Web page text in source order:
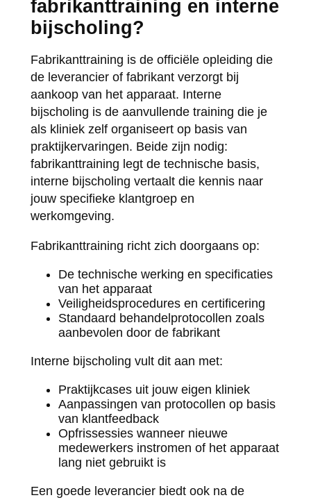
fabrikanttraining en interne
bijscholing?
Fabrikanttraining is de officiële opleiding die
de leverancier of fabrikant verzorgt bij
aankoop van het apparaat. Interne
bijscholing is de aanvullende training die je
als kliniek zelf organiseert op basis van
praktijkervaringen. Beide zijn nodig:
fabrikanttraining legt de technische basis,
interne bijscholing vertaalt die kennis naar
jouw specifieke klantgroep en
werkomgeving.
Fabrikanttraining richt zich doorgaans op:
De technische werking en specificaties
van het apparaat
Veiligheidsprocedures en certificering
Standaard behandelprotocollen zoals
aanbevolen door de fabrikant
Interne bijscholing vult dit aan met:
Praktijkcases uit jouw eigen kliniek
Aanpassingen van protocollen op basis
van klantfeedback
Opfrissessies wanneer nieuwe
medewerkers instromen of het apparaat
lang niet gebruikt is
Een goede leverancier biedt ook na de